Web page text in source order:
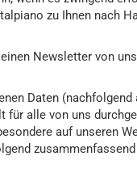
zu Ihnen nach
Newsletter von
Daten (nachfolgend
für alle von uns
auf unseren